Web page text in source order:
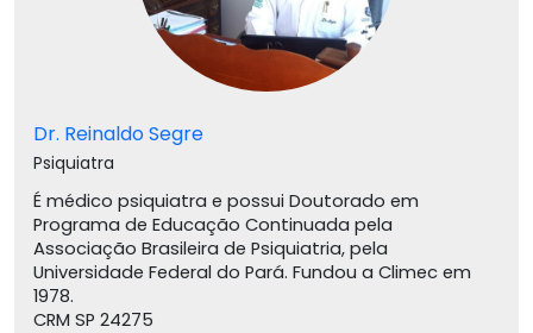
Dr. Reinaldo Segre
Psiquiatra
É médico psiquiatra e possui Doutorado em
Programa de Educação Continuada pela
Associação Brasileira de Psiquiatria, pela
Universidade Federal do Pará. Fundou a Climec em
1978.
CRM SP 24275